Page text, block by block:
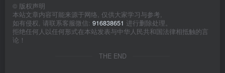
© 版权声明
本站文章内容可能来源于网络, 仅供大家学习与参考,
如有侵权, 请联系客服微信: 916838651 进行删除处理。
拒绝任何人以任何形式在本站发表与中华人民共和国法律相抵触的言
论！
THE END